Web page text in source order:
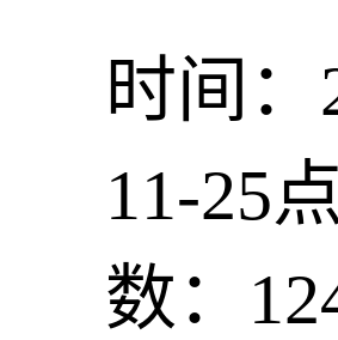
时间：
11-25
数：